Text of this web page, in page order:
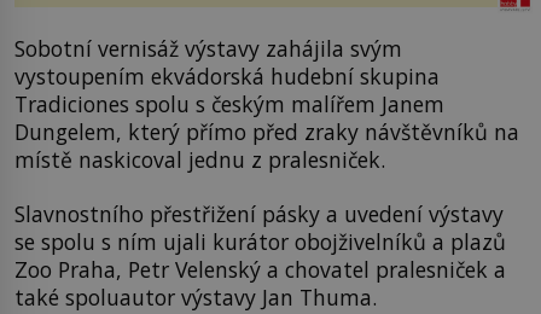
Sobotní vernisáž výstavy zahájila svým
vystoupením ekvádorská hudební skupina
Tradiciones spolu s českým malířem Janem
Dungelem, který přímo před zraky návštěvníků na
místě naskicoval jednu z pralesniček.
Slavnostního přestřižení pásky a uvedení výstavy
se spolu s ním ujali kurátor obojživelníků a plazů
Zoo Praha, Petr Velenský a chovatel pralesniček a
také spoluautor výstavy Jan Thuma.